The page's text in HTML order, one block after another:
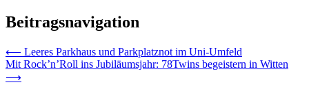
Beitragsnavigation
⟵ Leeres Parkhaus und Parkplatznot im Uni-Umfeld
Mit Rock’n’Roll ins Jubiläumsjahr: 78Twins begeistern in Witten
⟶